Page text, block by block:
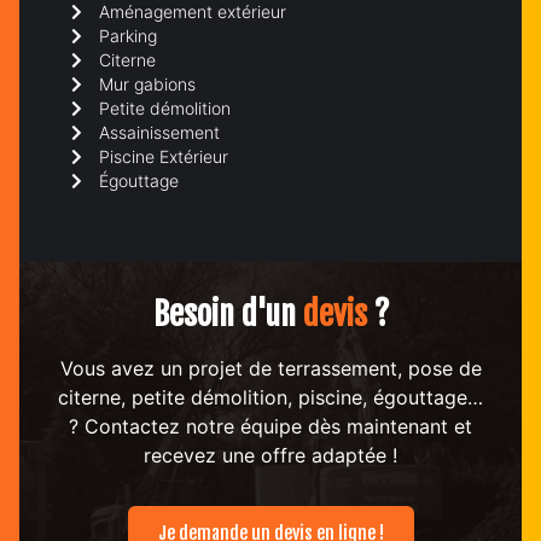
Aménagement extérieur
Parking
Citerne
Mur gabions
Petite démolition
Assainissement
Piscine Extérieur
Égouttage
Besoin d'un devis?
Vous avez un projet de terrassement, pose de
citerne, petite démolition, piscine, égouttage…
? Contactez notre équipe dès maintenant et
recevez une offre adaptée !
Je demande un devis en ligne !